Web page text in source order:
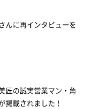
んに再インタビューを
匠の誠実営業マン・角
掲載されました！